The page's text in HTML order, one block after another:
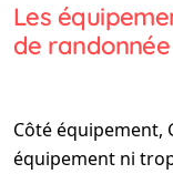
Les
de randonnée
Côté équipement,
équipement ni